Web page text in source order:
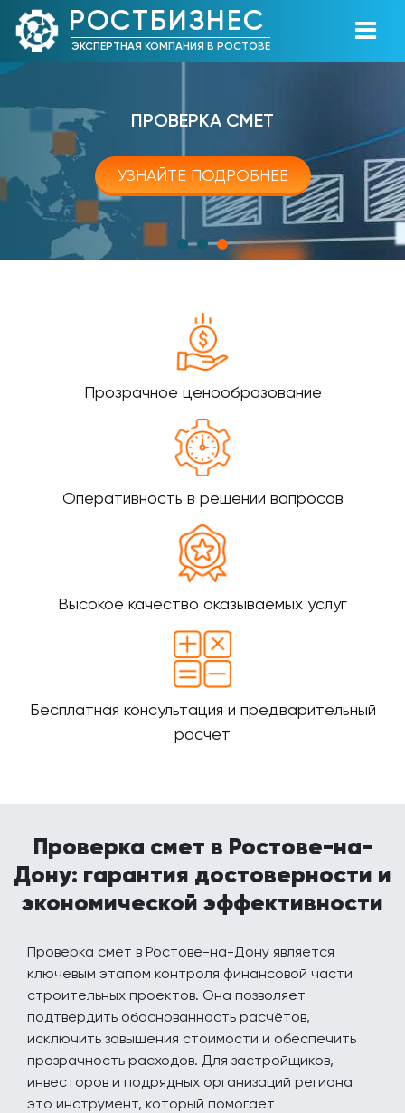
РОСТБИЗНЕС
ЭКСПЕРТНАЯ КОМПАНИЯ В РОСТОВЕ
ПРОВЕРКА СМЕТ
УЗНАЙТЕ ПОДРОБНЕЕ
Прозрачное ценообразование
Оперативность в решении вопросов
Высокое качество оказываемых услуг
Бесплатная консультация и предварительный
расчет
Проверка смет в Ростове-на-
Дону: гарантия достоверности и
экономической эффективности
Проверка смет в Ростове-на-Дону является
ключевым этапом контроля финансовой части
строительных проектов. Она позволяет
подтвердить обоснованность расчётов,
исключить завышения стоимости и обеспечить
прозрачность расходов. Для застройщиков,
инвесторов и подрядных организаций региона
это инструмент, который помогает